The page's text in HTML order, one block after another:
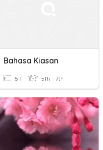
Bahasa Kiasan
6 T 5th - 7th